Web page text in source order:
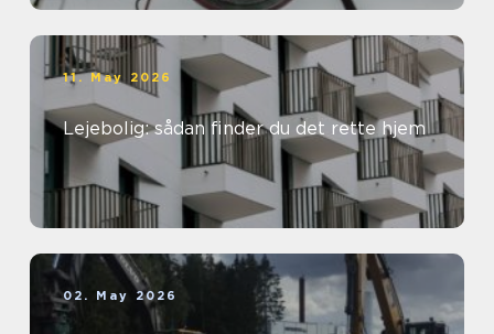
11. May 2026
Lejebolig: sådan finder du det rette hjem
02. May 2026